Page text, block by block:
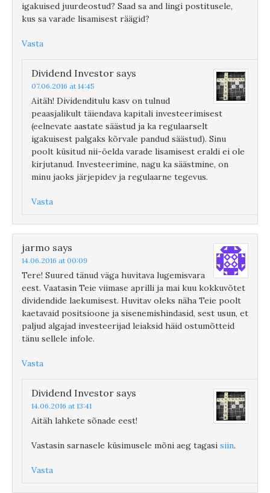
igakuised juurdeostud? Saad sa and lingi postitusele,
kus sa varade lisamisest räägid?
Vasta
Dividend Investor says
07.06.2016 at 14:45
Aitäh! Dividenditulu kasv on tulnud
peaasjalikult täiendava kapitali investeerimisest
(eelnevate aastate säästud ja ka regulaarselt
igakuisest palgaks kõrvale pandud säästud). Sinu
poolt küsitud nii-öelda varade lisamisest eraldi ei ole
kirjutanud. Investeerimine, nagu ka säästmine, on
minu jaoks järjepidev ja regulaarne tegevus.
Vasta
jarmo says
14.06.2016 at 00:09
Tere! Suured tänud väga huvitava lugemisvara
eest. Vaatasin Teie viimase aprilli ja mai kuu kokkuvõtet
dividendide laekumisest. Huvitav oleks näha Teie poolt
kaetavaid positsioone ja sisenemishindasid, sest usun, et
paljud algajad investeerijad leiaksid häid ostumõtteid
tänu sellele infole.
Vasta
Dividend Investor says
14.06.2016 at 13:41
Aitäh lahkete sõnade eest!
Vastasin sarnasele küsimusele mõni aeg tagasi siin.
Vasta